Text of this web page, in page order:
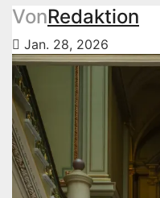
VonRedaktion
Jan. 28, 2026